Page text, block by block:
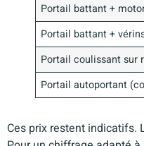
Portail battant +
Portail battant +
Portail coulissant sur
Portail autoportant
Ces prix restent indicatifs.